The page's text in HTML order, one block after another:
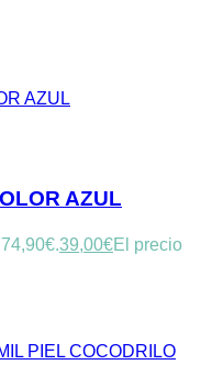
AZUL
39,00€El precio